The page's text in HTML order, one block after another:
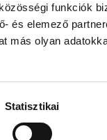
funkciók
és elemező
más olyan
Statisztikai